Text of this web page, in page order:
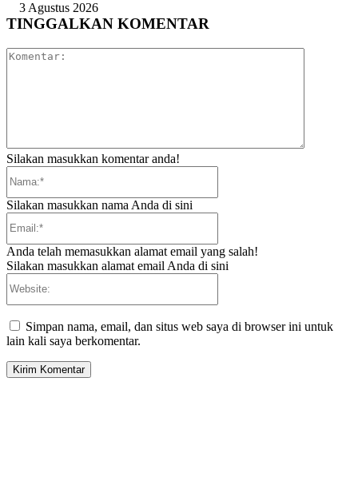
3 Agustus 2026
TINGGALKAN KOMENTAR
Silakan masukkan komentar anda!
Silakan masukkan nama Anda di sini
Anda telah memasukkan alamat email yang salah!
Silakan masukkan alamat email Anda di sini
Simpan nama, email, dan situs web saya di browser ini untuk
lain kali saya berkomentar.